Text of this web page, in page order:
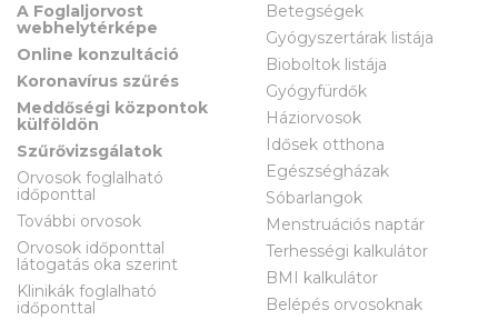
A Foglaljorvost
webhelytérképe
Online konzultáció
Koronavírus szűrés
Meddőségi központok
külföldön
Szűrővizsgálatok
Orvosok foglalható
időponttal
További orvosok
Orvosok időponttal
látogatás oka szerint
Klinikák foglalható
időponttal
Betegségek
Gyógyszertárak listája
Bioboltok listája
Gyógyfürdők
Háziorvosok
Idősek otthona
Egészségházak
Sóbarlangok
Menstruációs naptár
Terhességi kalkulátor
BMI kalkulátor
Belépés orvosoknak